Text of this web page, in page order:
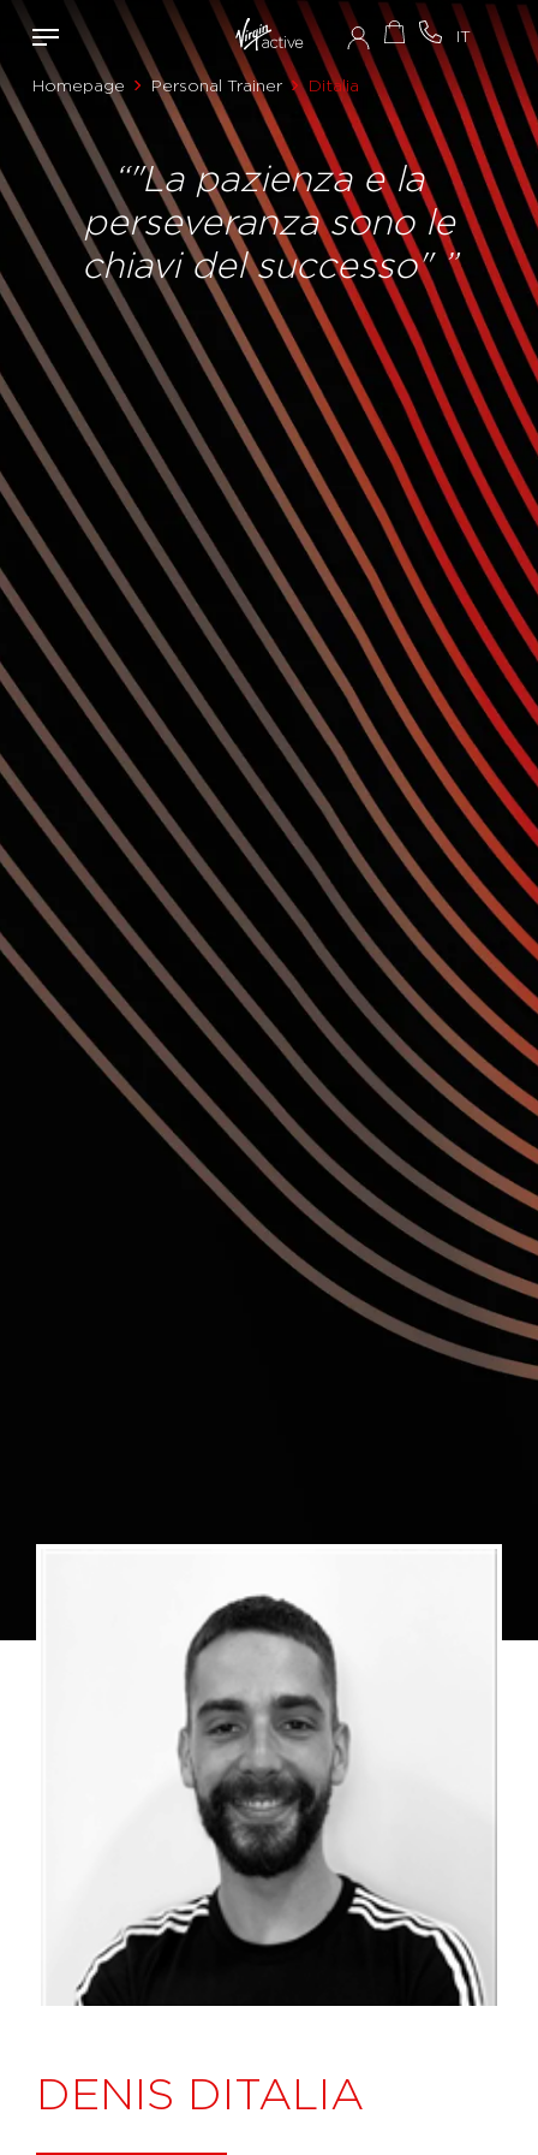
Homepage Personal Trainer Ditalia
“"La pazienza e la
perseveranza sono le
chiavi del successo" ”
DENIS DITALIA